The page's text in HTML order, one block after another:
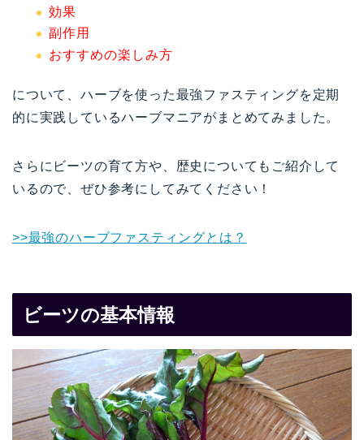
効果
副作用
おすすめの楽しみ方
について、ハーブを使った最強ファスティングを定期
的に実践しているハーブマニアがまとめてみました。
さらにビーツの育て方や、歴史についてもご紹介して
いるので、ぜひ参考にしてみてください！
>>最強のハーブファスティングとは？
ビーツの基本情報